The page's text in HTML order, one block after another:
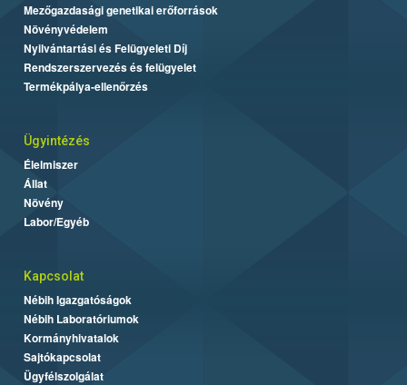
Mezőgazdasági genetikai erőforrások
Növényvédelem
Nyilvántartási és Felügyeleti Díj
Rendszerszervezés és felügyelet
Termékpálya-ellenőrzés
Ügyintézés
Élelmiszer
Állat
Növény
Labor/Egyéb
Kapcsolat
Nébih Igazgatóságok
Nébih Laboratóriumok
Kormányhivatalok
Sajtókapcsolat
Ügyfélszolgálat